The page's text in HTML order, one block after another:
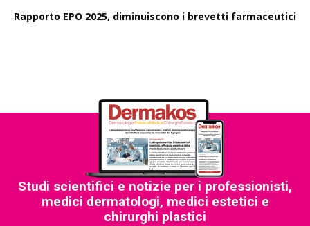
Rapporto EPO 2025, diminuiscono i brevetti farmaceutici
Studi scientifici e notizie per i professionisti,
medici dermatologi, medici estetici e
chirurghi plastici